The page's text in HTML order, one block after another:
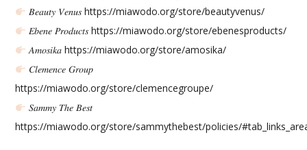
𝐵𝑒𝑎𝑢𝑡𝑦 𝑉𝑒𝑛𝑢𝑠 https://miawodo.org/store/beautyvenus/
𝐸𝑏𝑒𝑛𝑒 𝑃𝑟𝑜𝑑𝑢𝑐𝑡𝑠 https://miawodo.org/store/ebenesproducts/
𝐴𝑚𝑜𝑠𝑖𝑘𝑎 https://miawodo.org/store/amosika/
𝐶𝑙𝑒𝑚𝑒𝑛𝑐𝑒 𝐺𝑟𝑜𝑢𝑝
https://miawodo.org/store/clemencegroupe/
𝑆𝑎𝑚𝑚𝑦 𝑇ℎ𝑒 𝐵𝑒𝑠𝑡
https://miawodo.org/store/sammythebest/policies/